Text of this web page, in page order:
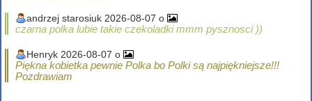
andrzej starosiuk 2026-08-07 o
czarna polka lubie takie czekoladki mmm pysznosci ))
Henryk 2026-08-07 o
Piękna kobietka pewnie Polka bo Polki są najpiękniejsze!!!
Pozdrawiam